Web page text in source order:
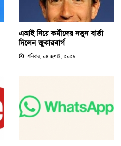
এআই নিয়ে কর্মীদের নতুন বার্তা
দিলেন জুকারবার্গ
শনিবার, ০৪ জুলাই, ২০২৬